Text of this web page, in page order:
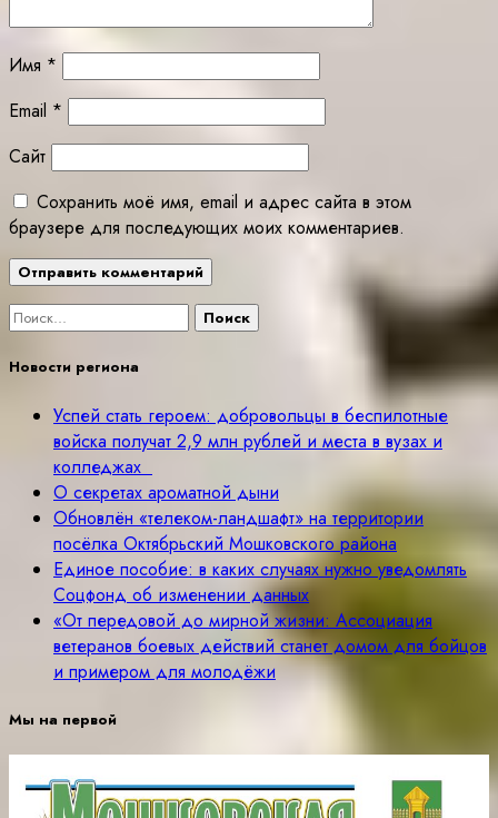
Имя *
Email *
Сайт
Сохранить моё имя, email и адрес сайта в этом
браузере для последующих моих комментариев.
Найти:
Новости региона
Успей стать героем: добровольцы в беспилотные
войска получат 2,9 млн рублей и места в вузах и
колледжах
О секретах ароматной дыни
Обновлён «телеком-ландшафт» на территории
посёлка Октябрьский Мошковского района
Единое пособие: в каких случаях нужно уведомлять
Соцфонд об изменении данных
«От передовой до мирной жизни: Ассоциация
ветеранов боевых действий станет домом для бойцов
и примером для молодёжи
Мы на первой